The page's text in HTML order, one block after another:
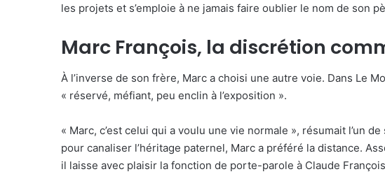
les projets et s’emploie à ne jamais faire oublier le nom de son
Marc François, la discrétion
À l’inverse de son frère, Marc a choisi une autre voie. Dans Le
« réservé, méfiant, peu enclin à l’exposition ».
« Marc, c’est celui qui a voulu une vie normale », résumait l’un
pour canaliser l’héritage paternel, Marc a préféré la distance.
il laisse avec plaisir la fonction de porte-parole à Claude